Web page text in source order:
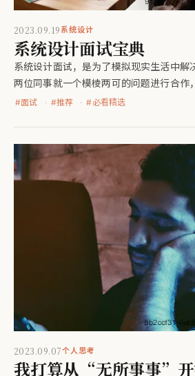
2023.09.19 系统设计
系统设计面试宝典
系统设计面试，是为了模拟现实生活中解
两位同事就一个模棱两可的问题进行合作，
并提出一个满足他们目标的解决方案。这
捍卫你的设计选择，并以建设性的方式回
#面试 #推荐 #必看精选
2023.09.07个人思考
我打算从“无所事事”开